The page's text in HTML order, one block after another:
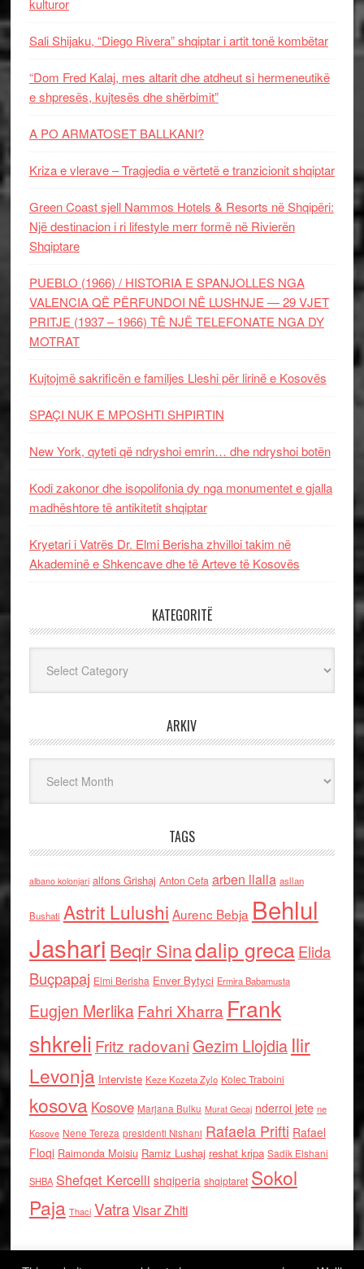
kulturor
Sali Shijaku, “Diego Rivera” shqiptar i artit tonë kombëtar
“Dom Fred Kalaj, mes altarit dhe atdheut si hermeneutikë
e shpresës, kujtesës dhe shërbimit”
A PO ARMATOSET BALLKANI?
Kriza e vlerave – Tragjedia e vërtetë e tranzicionit shqiptar
Green Coast sjell Nammos Hotels & Resorts në Shqipëri:
Një destinacion i ri lifestyle merr formë në Rivierën
Shqiptare
PUEBLO (1966) / HISTORIA E SPANJOLLES NGA
VALENCIA QË PËRFUNDOI NË LUSHNJE — 29 VJET
PRITJE (1937 – 1966) TË NJË TELEFONATE NGA DY
MOTRAT
Kujtojmë sakrificën e familjes Lleshi për lirinë e Kosovës
SPAÇI NUK E MPOSHTI SHPIRTIN
New York, qyteti që ndryshoi emrin… dhe ndryshoi botën
Kodi zakonor dhe isopolifonia dy nga monumentet e gjalla
madhështore të antikitetit shqiptar
Kryetari i Vatrës Dr. Elmi Berisha zhvilloi takim në
Akademinë e Shkencave dhe të Arteve të Kosovës
KATEGORITË
ARKIV
TAGS
albano kolonjari alfons Grishaj Anton Cefa arben llalla asllan
Bushati Astrit Lulushi Aurenc Bebja Behlul
Jashari Beqir Sinadalip grecaElida
Buçpapaj Elmi Berisha Enver Bytyci Ermira Babamusta
Eugjen MerlikaFahri Xharra Frank
shkreli Fritz radovaniGezim Llojdia Ilir
Levonja Interviste Keze Kozeta Zylo Kolec Traboini
kosova Kosove Marjana Bulku Murat Gecaj nderroi jete ne
Kosove Nene Tereza presidenti Nishani Rafaela Prifti Rafael
Floqi Raimonda Moisiu Ramiz Lushaj reshat kripa Sadik Elshani
SHBA Shefqet Kercelli shqiperia shqiptaret Sokol
Paja Thaci VatraVisar Zhiti